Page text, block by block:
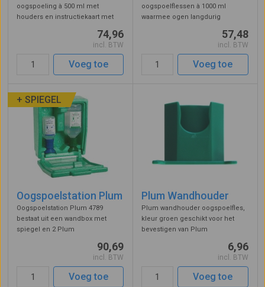
oogspoeling à 500 ml met
houders en instructiekaart met
bestaat uit 0,9% sodium chloride,
deze spoelt verontreinigingen uit
het oog en voorkomt
ontstekingen ...
74,96
incl. BTW
Voeg toe
oogspoelflessen à 1000 ml
waarmee ogen langdurig
oogspoelvloeistof is geschikt
voor het spoelen van zuren,
alkaliën en AR. koolwaterstoffen.
Met beide fles ...
57,48
incl. BTW
Voeg toe
+ SPIEGEL
Oogspoelstation Plum
Oogspoelstation Plum 4789
bestaat uit een wandbox met
spiegel en 2 Plum
oogspoeling van 500 ml die de
desinfecteert en een oogdouche
van 200 ml met ph
90,69
incl. BTW
Voeg toe
Plum Wandhouder
Plum wandhouder oogspoelfles,
kleur groen geschikt voor het
bevestigen van Plum
oogspoeling in de open zijde van
de wandhouder met de tekst naar
boven.
6,96
incl. BTW
Voeg toe